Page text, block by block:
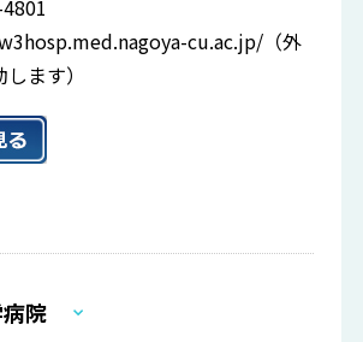
cu.ac.jp/ （外
ます）
院